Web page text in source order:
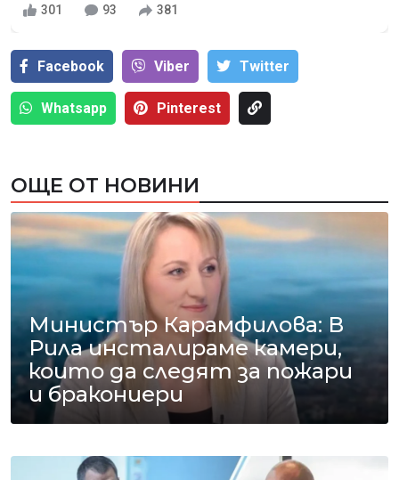
301 93 381
Facebook Viber Тwitter
Whatsapp Pinterest
ОЩЕ ОТ НОВИНИ
Министър Карамфилова: В
Рила инсталираме камери,
които да следят за пожари
и бракониери